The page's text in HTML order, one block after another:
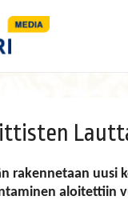
rakennetaan uusi
aloitettiin